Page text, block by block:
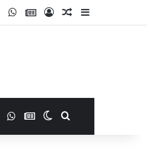
WhatsApp
Google Noticias
AccesoPublicación al
Barra lateral
WhatsApp
Google Noticias
Switch skin